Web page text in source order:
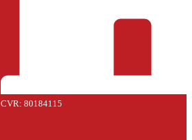
CVR: 80184115